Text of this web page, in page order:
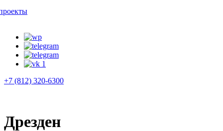
+7 (812) 320-6300
Дрезден